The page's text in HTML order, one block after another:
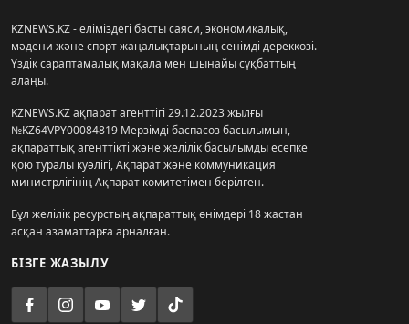
KZNEWS.KZ - еліміздегі басты саяси, экономикалық,
мәдени және спорт жаңалықтарының сенімді дереккөзі.
Үздік сараптамалық мақала мен шынайы сұқбаттың
алаңы.
KZNEWS.KZ ақпарат агенттігі 29.12.2023 жылғы
№KZ64VPY00084819 Мерзімді баспасөз басылымын,
ақпараттық агенттікті және желілік басылымды есепке
қою туралы куәлігі, Ақпарат және коммуникация
министрлігінің Ақпарат комитетімен берілген.
Бұл желілік ресурстың ақпараттық өнімдері 18 жастан
асқан азаматтарға арналған.
БІЗГЕ ЖАЗЫЛУ